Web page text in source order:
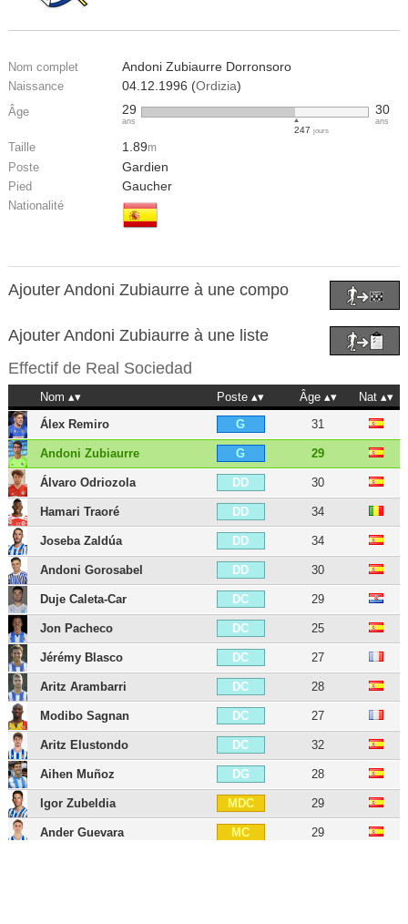
Nom complet Andoni Zubiaurre Dorronsoro
Naissance 04.12.1996 (Ordizia)
Âge 29
ans
247jours
30
ans
Taille 1.89m
Poste Gardien
Pied Gaucher
Nationalité
Ajouter Andoni Zubiaurre à une compo
Ajouter Andoni Zubiaurre à une liste
Effectif de Real Sociedad
Nom Poste Âge
Nat
Álex Remiro
G 31
Andoni Zubiaurre G 29
Álvaro Odriozola DD 30
Hamari Traoré DD 34
Joseba Zaldúa DD 34
Andoni Gorosabel DD 30
Duje Caleta-Car DC 29
Jon Pacheco DC 25
Jérémy Blasco DC 27
Aritz Arambarri DC 28
Modibo Sagnan DC 27
Aritz Elustondo DC 32
Aihen Muñoz DG 28
Igor Zubeldia MDC 29
Ander Guevara MC 29